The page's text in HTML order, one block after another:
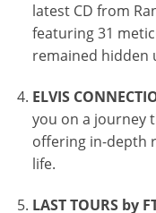
latest CD from
featuring 31
remained hidden
ELVIS
you on a journey
offering in-depth
life.
LAST TOURS by